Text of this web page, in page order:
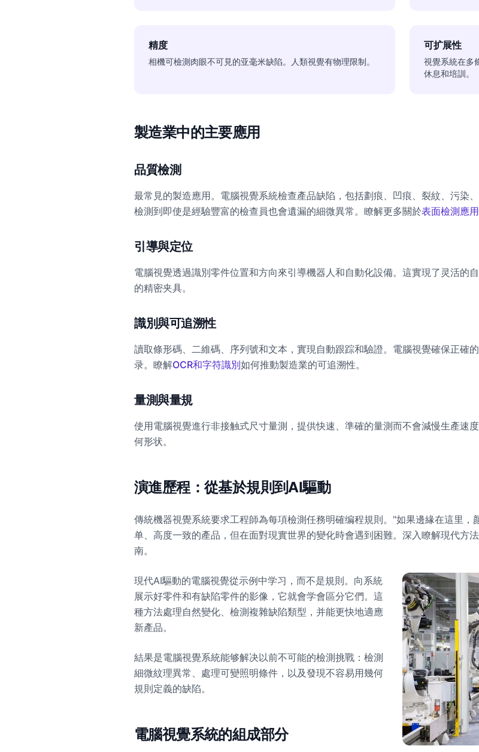
精度
相機可檢測肉眼不可見的亚毫米缺陷。人類視覺有物理限制。
可扩展性
視覺系統在多
休息和培訓。
製造業中的主要應用
品質檢測
最常見的製造應用。電腦視覺系統檢查產品缺陷，包括劃痕、凹痕、裂紋、污染
檢測到即使是經驗豐富的檢查員也會遺漏的細微異常。瞭解更多關於表面檢測應用
引導與定位
電腦視覺透過識別零件位置和方向來引導機器人和自動化設備。這實現了灵活的
的精密夹具。
識別與可追溯性
讀取條形碼、二維碼、序列號和文本，實現自動跟踪和驗證。電腦視覺確保正確
录。瞭解OCR和字符識別如何推動製造業的可追溯性。
量測與量規
使用電腦視覺進行非接触式尺寸量測，提供快速、準確的量測而不會減慢生產速
何形状。
演進歷程：從基於規則到AI驅動
傳統機器視覺系統要求工程師為每項檢測任務明確编程規則。"如果邊緣在這里
单、高度一致的產品，但在面對現實世界的變化時會遇到困難。深入瞭解現代方
南。
現代AI驅動的電腦視覺從示例中学习，而不是規則。向系統
展示好零件和有缺陷零件的影像，它就會学會區分它們。這
種方法處理自然變化、檢測複雜缺陷類型，并能更快地適應
新產品。
結果是電腦視覺系統能够解决以前不可能的檢測挑戰：檢測
細微紋理異常、處理可變照明條件，以及發現不容易用幾何
規則定義的缺陷。
電腦視覺系統的組成部分